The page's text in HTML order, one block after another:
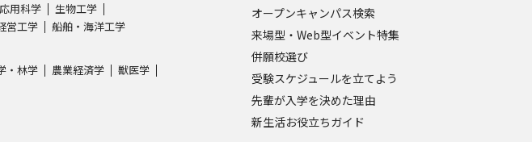
応用科学
生物工学
営工学 船舶・海洋工学
・林学 農業経済学
獣医学
オープンキャンパス検索
来場型・Web型イベント特集
併願校選び
受験スケジュールを立てよう
先輩が入学を決めた理由
新生活お役立ちガイド